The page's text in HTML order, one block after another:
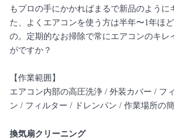
もプロの手にかかればまるで新品のように
た、よくエアコンを使う方は半年〜1年ほ
の。定期的なお掃除で常にエアコンのキレ
がですか？
【作業範囲】
エアコン内部の高圧洗浄 / 外装カバー / フ
ン / フィルター / ドレンパン / 作業場所の
換気扇クリーニング